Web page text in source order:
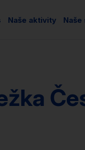
Naše aktivity Naše